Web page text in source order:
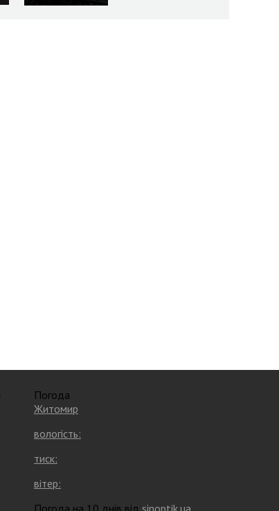
Погода
Житомир
вологість:
тиск:
вітер:
Погода на 10 днів від sinoptik.ua